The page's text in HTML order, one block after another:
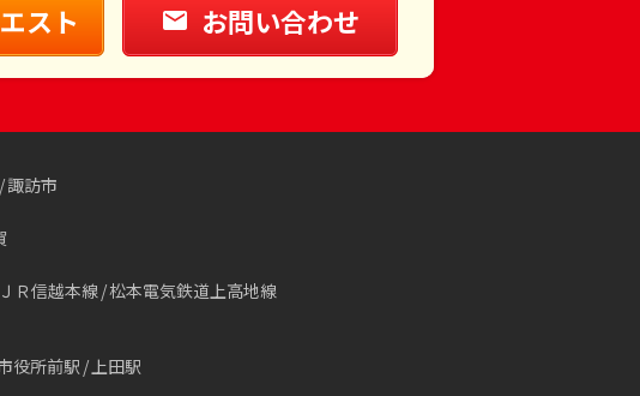
スト お問い合わせ
諏訪市
ＪＲ信越本線 松本電気鉄道上高地線
役所前駅 上田駅